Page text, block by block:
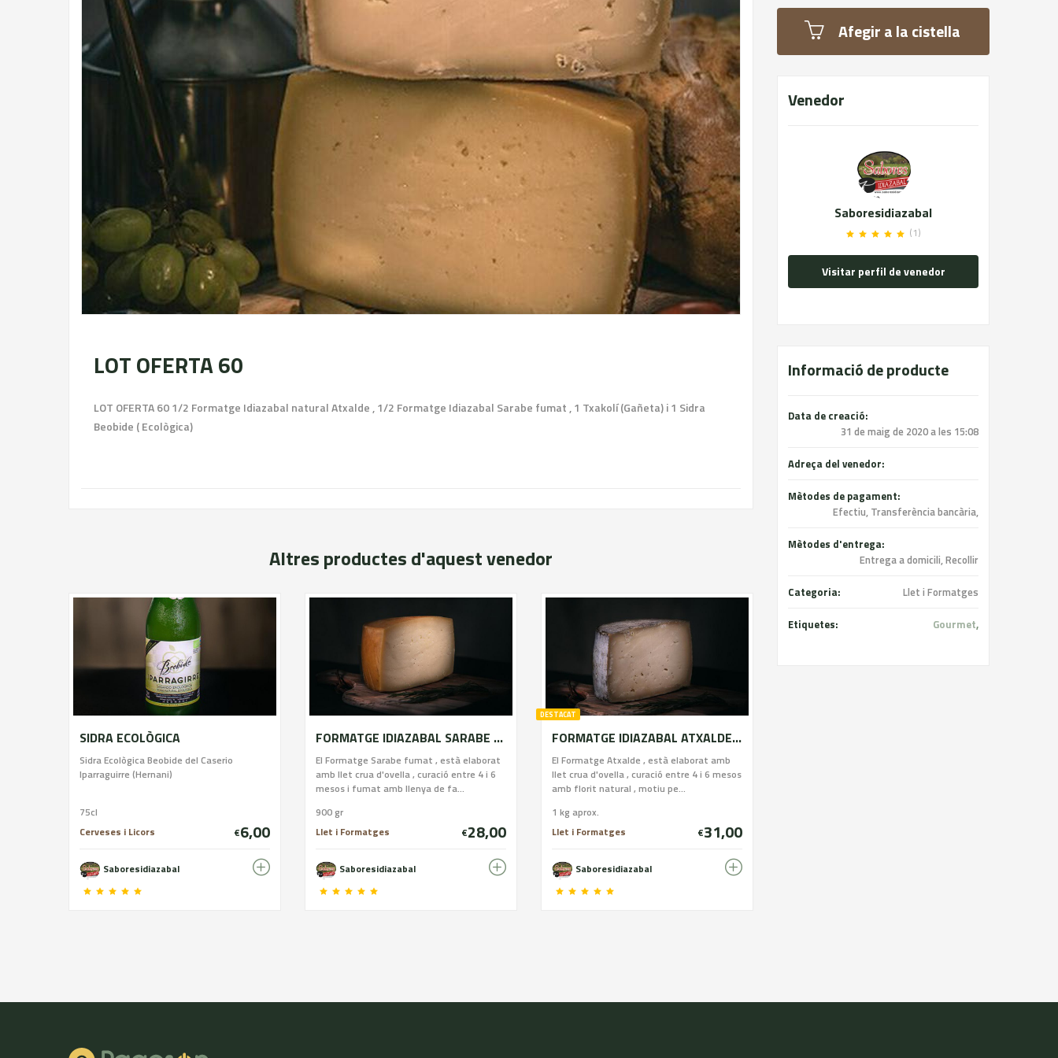
Afegir a la cistella
Venedor
Saboresidiazabal
(1)
Visitar perfil de venedor
Informació de producte
Data de creació:
31 de maig de 2020 a les 15:08
Adreça del venedor:
Mètodes de pagament:
Efectiu, Transferència bancària,
Mètodes d'entrega:
Entrega a domicili, Recollir
Categoria: Llet i Formatges
Etiquetes: Gourmet,
LOT OFERTA 60
LOT OFERTA 60 1/2 Formatge Idiazabal natural Atxalde , 1/2 Formatge Idiazabal Sarabe fumat , 1 Txakolí (Gañeta) i 1 Sidra
Beobide ( Ecològica)
Altres productes d'aquest venedor
SIDRA ECOLÒGICA
Sidra Ecològica Beobide del Caserio
Iparraguirre (Hernani)
75cl
Cerveses i Licors
€6,00
Saboresidiazabal
FORMATGE IDIAZABAL SARABE FUMAT D.P.O ( Arzai Gazta)
El Formatge Sarabe fumat , està elaborat
amb llet crua d'ovella , curació entre 4 i 6
mesos i fumat amb llenya de fa...
900 gr
Llet i Formatges
€28,00
Saboresidiazabal
DESTACAT
FORMATGE IDIAZABAL ATXALDE D,P.O
El Formatge Atxalde , està elaborat amb
llet crua d'ovella , curació entre 4 i 6 mesos
amb florit natural , motiu pe...
1 kg aprox.
Llet i Formatges
€31,00
Saboresidiazabal